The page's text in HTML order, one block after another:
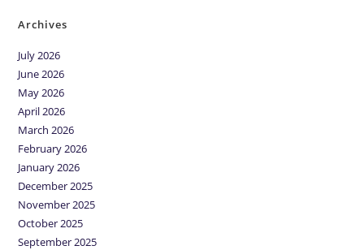
Archives
July 2026
June 2026
May 2026
April 2026
March 2026
February 2026
January 2026
December 2025
November 2025
October 2025
September 2025